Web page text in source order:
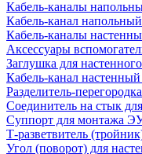
Кабель-каналы
Кабель-канал напольный
Кабель-каналы
Аксессуары
Заглушка для
Кабель-канал
Разделитель-
Соединитель на стык
Суппорт для монтажа
Т-разветвитель
Угол (поворот) для